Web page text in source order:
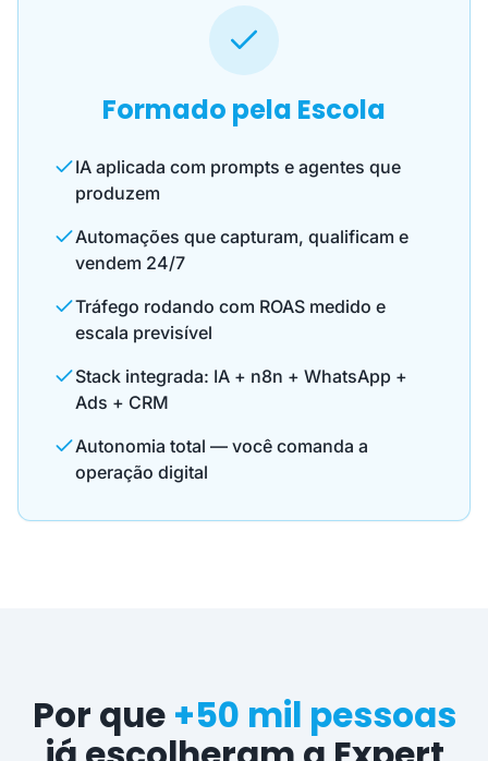
Formado pela Escola
IA aplicada com prompts e agentes que
produzem
Automações que capturam, qualificam e
vendem 24/7
Tráfego rodando com ROAS medido e
escala previsível
Stack integrada: IA + n8n + WhatsApp +
Ads + CRM
Autonomia total — você comanda a
operação digital
Por que +50 mil pessoas